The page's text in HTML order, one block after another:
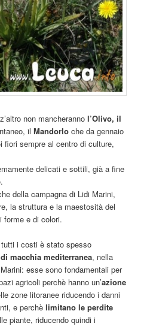
non mancherannol’Olivo, il
ilMandorloche da gennaio
sempre al centro di culture,
delicati e sottili, già a fine
della campagna di Lidi Marini,
la struttura e la maestosità del
forme e di colori.
tutti i costi è stato spesso
macchia mediterranea, nella
esse sono fondamentali per
agricoli perchè hanno un’azione
zone litoranee riducendo i danni
e perchè limitano le perdite
piante, riducendo quindi i